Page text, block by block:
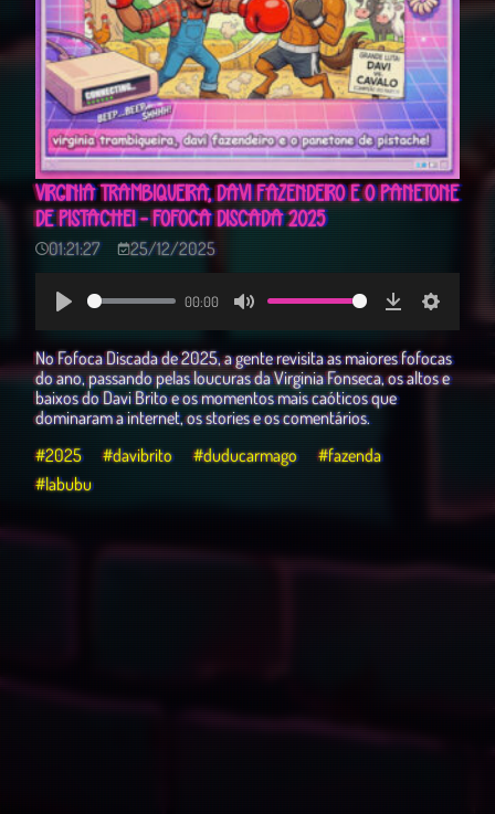
VIRGINIA TRAMBIQUEIRA, DAVI FAZENDEIRO E O PANETONE
DE PISTACHE! - FOFOCA DISCADA 2025
01:21:27 25/12/2025
00:00
Settings
No Fofoca Discada de 2025, a gente revisita as maiores fofocas
do ano, passando pelas loucuras da Virginia Fonseca, os altos e
baixos do Davi Brito e os momentos mais caóticos que
dominaram a internet, os stories e os comentários.
#2025
#davibrito #duducarmago
#fazenda
#labubu